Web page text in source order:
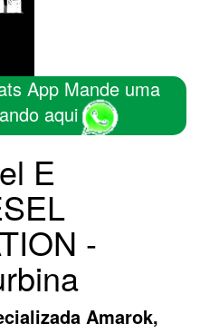
App Mande uma
aqui
E
-
Amarok,